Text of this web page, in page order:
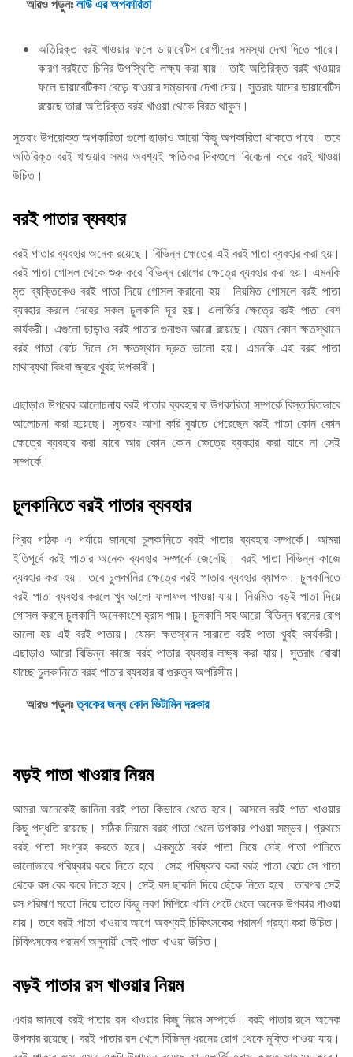
আরও পড়ুনঃলাউ এর অপকারিতা
অতিরিক্ত বরই খাওয়ার ফলে ডায়াবেটিস রোগীদের সমস্যা দেখা দিতে পারে।
কারণ বরইতে চিনির উপস্থিতি লক্ষ্য করা যায়। তাই অতিরিক্ত বরই খাওয়ার
ফলে ডায়াবেটিকস বেড়ে যাওয়ার সম্ভাবনা দেখা দেয়। সুতরাং যাদের ডায়াবেটিস
রয়েছে তারা অতিরিক্ত বরই খাওয়া থেকে বিরত থাকুন।
সুতরাং উপরোক্ত অপকারিতা গুলো ছাড়াও আরো কিছু অপকারিতা থাকতে পারে। তবে
অতিরিক্ত বরই খাওয়ার সময় অবশ্যই ক্ষতিকর দিকগুলো বিবেচনা করে বরই খাওয়া
উচিত।
বরই পাতার ব্যবহার
বরই পাতার ব্যবহার অনেক রয়েছে। বিভিন্ন ক্ষেত্রে এই বরই পাতা ব্যবহার করা হয়।
বরই পাতা গোসল থেকে শুরু করে বিভিন্ন রোগের ক্ষেত্রে ব্যবহার করা হয়। এমনকি
মৃত ব্যক্তিকেও বরই পাতা দিয়ে গোসল করানো হয়। নিয়মিত গোসলে বরই পাতা
ব্যবহার করলে দেহের সকল চুলকানি দূর হয়। এলার্জির ক্ষেত্রে বরই পাতা বেশ
কার্যকরী। এগুলো ছাড়াও বরই পাতার গুনাগুন আরো রয়েছে। যেমন কোন ক্ষতস্থানে
বরই পাতা বেটে দিলে সে ক্ষতস্থান দ্রুত ভালো হয়। এমনকি এই বরই পাতা
মাথাব্যথা কিংবা জ্বরে খুবই উপকারী।
এছাড়াও উপরের আলোচনায় বরই পাতার ব্যবহার বা উপকারিতা সম্পর্কে বিস্তারিতভাবে
আলোচনা করা হয়েছে। সুতরাং আশা করি বুঝতে পেরেছেন বরই পাতা কোন কোন
ক্ষেত্রে ব্যবহার করা যাবে আর কোন কোন ক্ষেত্রে ব্যবহার করা যাবে না সেই
সম্পর্কে।
চুলকানিতে বরই পাতার ব্যবহার
প্রিয় পাঠক এ পর্যায়ে জানবো চুলকানিতে বরই পাতার ব্যবহার সম্পর্কে। আমরা
ইতিপূর্বে বরই পাতার অনেক ব্যবহার সম্পর্কে জেনেছি। বরই পাতা বিভিন্ন কাজে
ব্যবহার করা হয়। তবে চুলকানির ক্ষেত্রে বরই পাতার ব্যবহার ব্যাপক। চুলকানিতে
বরই পাতা ব্যবহার করলে খুব ভালো ফলাফল পাওয়া যায়। নিয়মিত বড়ই পাতা দিয়ে
গোসল করলে চুলকানি অনেকাংশে হ্রাস পায়। চুলকানি সহ আরো বিভিন্ন ধরনের রোগ
ভালো হয় এই বরই পাতায়। যেমন ক্ষতস্থান সারাতে বরই পাতা খুবই কার্যকরী।
এছাড়াও আরো বিভিন্ন কাজে বরই পাতার ব্যবহার লক্ষ্য করা যায়। সুতরাং বোঝা
যাচ্ছে চুলকানিতে বরই পাতার ব্যবহার বা গুরুত্ব অপরিসীম।
আরও পড়ুনঃত্বকের জন্য কোন ভিটামিন দরকার
বড়ই পাতা খাওয়ার নিয়ম
আমরা অনেকেই জানিনা বরই পাতা কিভাবে খেতে হবে। আসলে বরই পাতা খাওয়ার
কিছু পদ্ধতি রয়েছে। সঠিক নিয়মে বরই পাতা খেলে উপকার পাওয়া সম্ভব। প্রথমে
বরই পাতা সংগ্রহ করতে হবে। একমুঠো বরই পাতা নিয়ে সেই পাতা পানিতে
ভালোভাবে পরিষ্কার করে নিতে হবে। সেই পরিষ্কার করা বরই পাতা বেটে সে পাতা
থেকে রস বের করে নিতে হবে। সেই রস ছাকনি দিয়ে ছেঁকে নিতে হবে। তারপর সেই
রস পরিমাণ মতো নিয়ে তাতে কিছু লবণ মিশিয়ে খালি পেটে খেলে অনেক উপকার পাওয়া
যায়। তবে বরই পাতা খাওয়ার আগে অবশ্যই চিকিৎসকের পরামর্শ গ্রহণ করা উচিত।
চিকিৎসকের পরামর্শ অনুযায়ী সেই পাতা খাওয়া উচিত।
বড়ই পাতার রস খাওয়ার নিয়ম
এবার জানবো বরই পাতার রস খাওয়ার কিছু নিয়ম সম্পর্কে। বরই পাতার রসে অনেক
উপকার রয়েছে। বরই পাতার রস খেলে বিভিন্ন ধরনের রোগ থেকে মুক্তি পাওয়া যায়।